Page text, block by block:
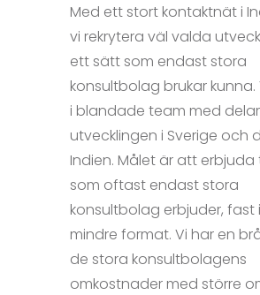
Med ett stort kontaktnät i
vi rekrytera väl valda
ett sätt som endast stora
konsultbolag brukar
i blandade team med
utvecklingen i Sverige och
Indien. Målet är att erbjuda
som oftast endast stora
konsultbolag erbjuder, fast
mindre format. Vi har en
de stora konsultbolagens
omkostnader med större